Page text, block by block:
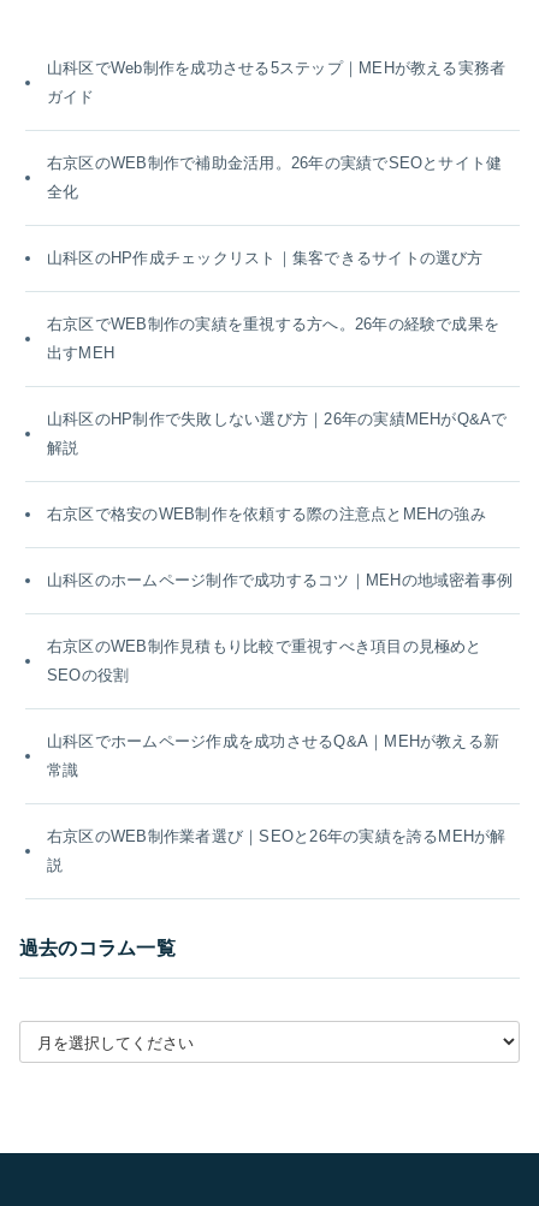
山科区でWeb制作を成功させる5ステップ｜MEHが教える実務者
ガイド
右京区のWEB制作で補助金活用。26年の実績でSEOとサイト健
全化
山科区のHP作成チェックリスト｜集客できるサイトの選び方
右京区でWEB制作の実績を重視する方へ。26年の経験で成果を
出すMEH
山科区のHP制作で失敗しない選び方｜26年の実績MEHがQ&Aで
解説
右京区で格安のWEB制作を依頼する際の注意点とMEHの強み
山科区のホームページ制作で成功するコツ｜MEHの地域密着事例
右京区のWEB制作見積もり比較で重視すべき項目の見極めと
SEOの役割
山科区でホームページ作成を成功させるQ&A｜MEHが教える新
常識
右京区のWEB制作業者選び｜SEOと26年の実績を誇るMEHが解
説
過去のコラム一覧
月別アーカイブを選択